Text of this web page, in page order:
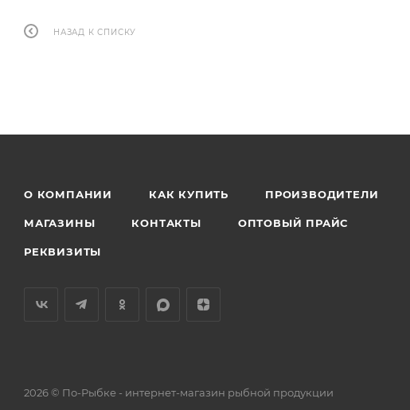
НАЗАД К СПИСКУ
О КОМПАНИИ КАК КУПИТЬ ПРОИЗВОДИТЕЛИ
МАГАЗИНЫ КОНТАКТЫ ОПТОВЫЙ ПРАЙС
РЕКВИЗИТЫ
2026 © По-Рыбке - интернет-магазин рыбной продукции